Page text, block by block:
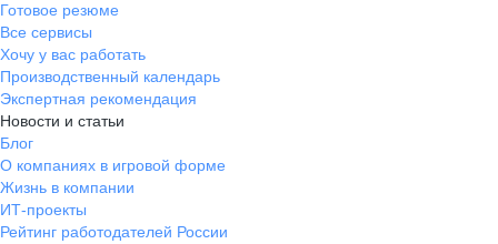
Готовое резюме
Все сервисы
Хочу у вас работать
Производственный календарь
Экспертная рекомендация
Новости и статьи
Блог
О компаниях в игровой форме
Жизнь в компании
ИТ-проекты
Рейтинг работодателей России